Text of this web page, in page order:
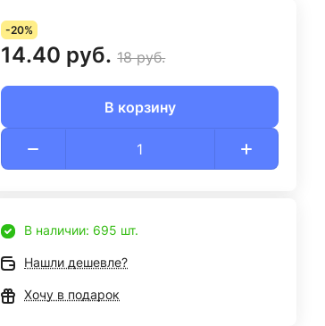
-20%
14.40 руб. 18 руб.
В корзину
В наличии: 695 шт.
Нашли дешевле?
Хочу в подарок